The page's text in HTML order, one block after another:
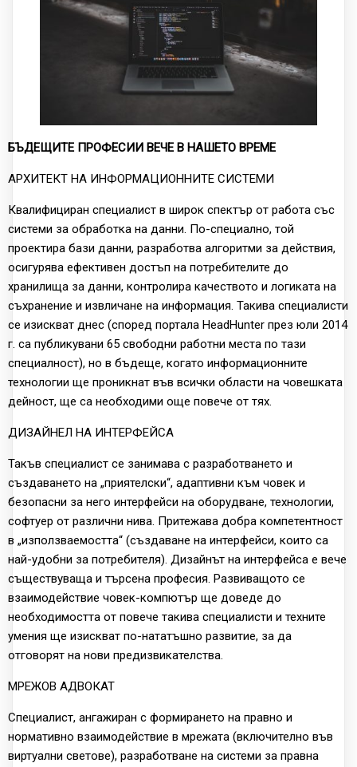
БЪДЕЩИТЕ ПРОФЕСИИ ВЕЧЕ В НАШЕТО ВРЕМЕ
АРХИТЕКТ НА ИНФОРМАЦИОННИТЕ СИСТЕМИ
Квалифициран специалист в широк спектър от работа със
системи за обработка на данни. По-специално, той
проектира бази данни, разработва алгоритми за действия,
осигурява ефективен достъп на потребителите до
хранилища за данни, контролира качеството и логиката на
съхранение и извличане на информация. Такива специалисти
се изискват днес (според портала HeadHunter през юли 2014
г. са публикувани 65 свободни работни места по тази
специалност), но в бъдеще, когато информационните
технологии ще проникнат във всички области на човешката
дейност, ще са необходими още повече от тях.
ДИЗАЙНЕЛ НА ИНТЕРФЕЙСА
Такъв специалист се занимава с разработването и
създаването на „приятелски“, адаптивни към човек и
безопасни за него интерфейси на оборудване, технологии,
софтуер от различни нива. Притежава добра компетентност
в „използваемостта“ (създаване на интерфейси, които са
най-удобни за потребителя). Дизайнът на интерфейса е вече
съществуваща и търсена професия. Развиващото се
взаимодействие човек-компютър ще доведе до
необходимостта от повече такива специалисти и техните
умения ще изискват по-нататъшно развитие, за да
отговорят на нови предизвикателства.
МРЕЖОВ АДВОКАТ
Специалист, ангажиран с формирането на правно и
нормативно взаимодействие в мрежата (включително във
виртуални светове), разработване на системи за правна